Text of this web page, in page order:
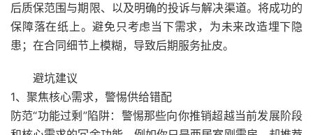
后质保范围与期限、以及明确的投诉与解决渠道。将成功的
保障落在纸上。避免只考虑当下需求，为未来改造埋下隐
患；在合同细节上模糊，导致后期服务扯皮。
避坑建议
1、聚焦核心需求，警惕供给错配
防范“功能过剩”陷阱：警惕那些向你推销超越当前发展阶段